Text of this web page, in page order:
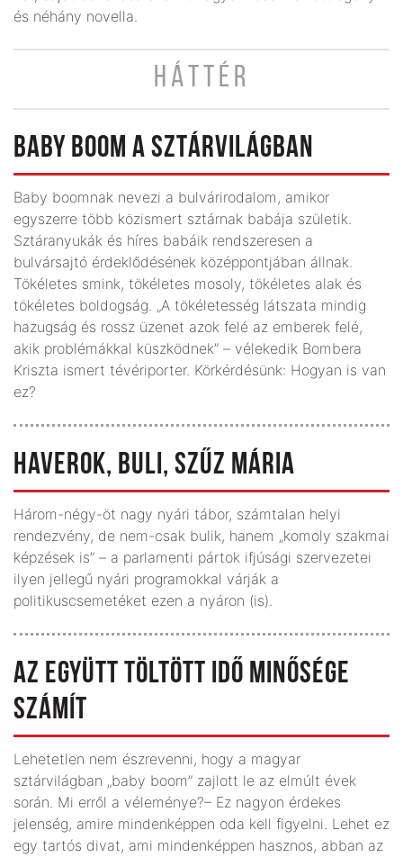
és néhány novella.
HÁTTÉR
BABY BOOM A SZTÁRVILÁGBAN
Baby boomnak nevezi a bulvárirodalom, amikor
egyszerre több közismert sztárnak babája születik.
Sztáranyukák és híres babáik rendszeresen a
bulvársajtó érdeklődésének középpontjában állnak.
Tökéletes smink, tökéletes mosoly, tökéletes alak és
tökéletes boldogság. „A tökéletesség látszata mindig
hazugság és rossz üzenet azok felé az emberek felé,
akik problémákkal küszködnek” – vélekedik Bombera
Kriszta ismert tévériporter. Körkérdésünk: Hogyan is van
ez?
HAVEROK, BULI, SZŰZ MÁRIA
Három-négy-öt nagy nyári tábor, számtalan helyi
rendezvény, de nem-csak bulik, hanem „komoly szakmai
képzések is” – a parlamenti pártok ifjúsági szervezetei
ilyen jellegű nyári programokkal várják a
politikuscsemetéket ezen a nyáron (is).
AZ EGYÜTT TÖLTÖTT IDŐ MINŐSÉGE
SZÁMÍT
Lehetetlen nem észrevenni, hogy a magyar
sztárvilágban „baby boom” zajlott le az elmúlt évek
során. Mi erről a véleménye?– Ez nagyon érdekes
jelenség, amire mindenképpen oda kell figyelni. Lehet ez
egy tartós divat, ami mindenképpen hasznos, abban az